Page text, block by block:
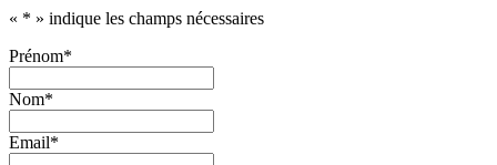
« * » indique les champs nécessaires
Prénom*
Nom*
Email*